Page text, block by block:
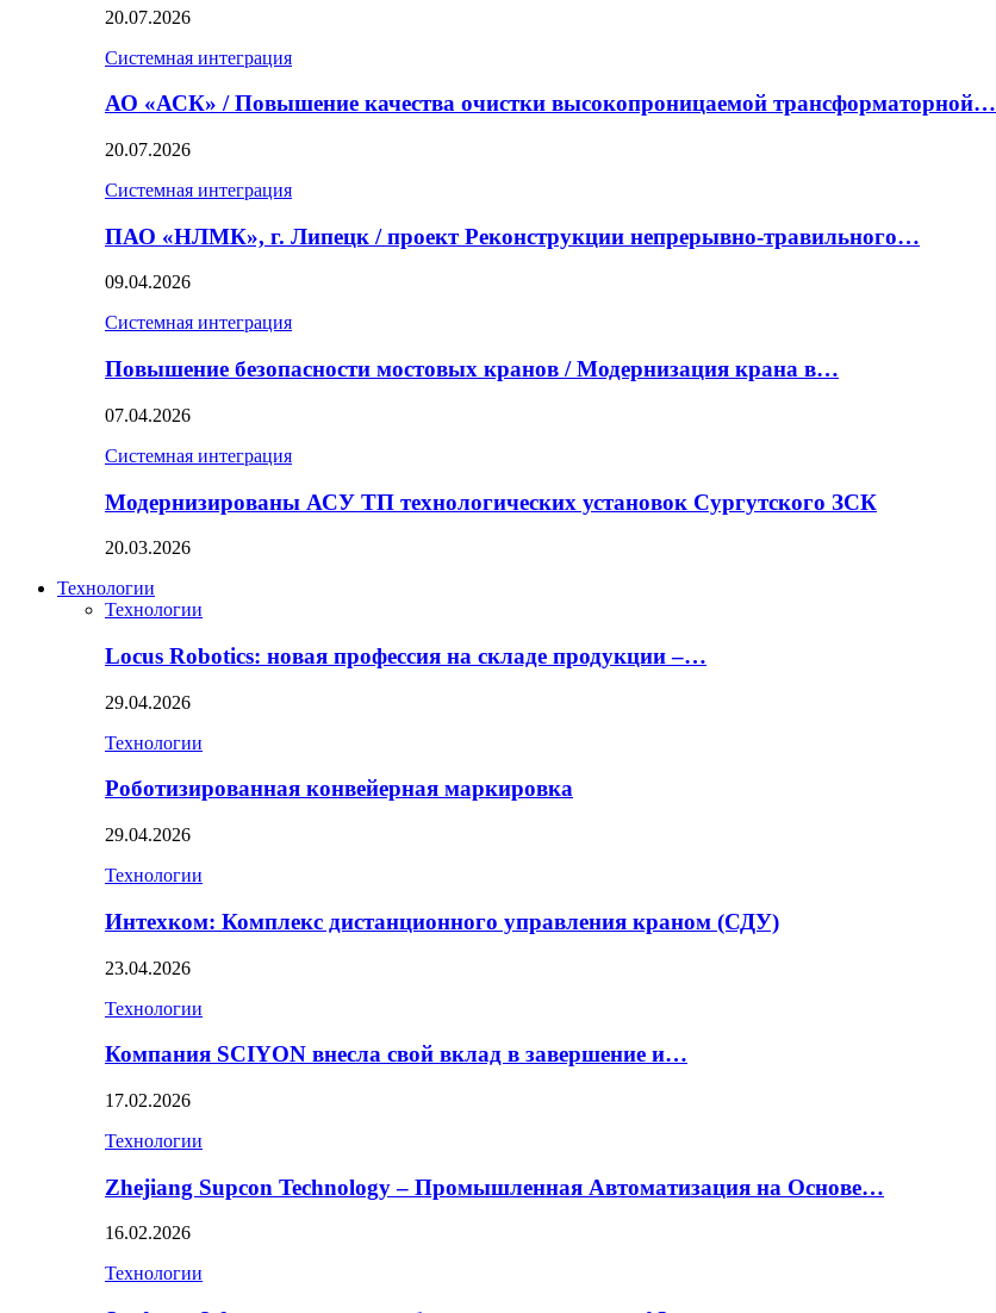
20.07.2026
Системная интеграция
АО «АСК» / Повышение качества очистки высокопроницаемой трансформаторной…
20.07.2026
Системная интеграция
ПАО «НЛМК», г. Липецк / проект Реконструкции непрерывно-травильного…
09.04.2026
Системная интеграция
Повышение безопасности мостовых кранов / Модернизация крана в…
07.04.2026
Системная интеграция
Модернизированы АСУ ТП технологических установок Сургутского ЗСК
20.03.2026
Технологии
Технологии
Locus Robotics: новая профессия на складе продукции –…
29.04.2026
Технологии
Роботизированная конвейерная маркировка
29.04.2026
Технологии
Интехком: Комплекс дистанционного управления краном (СДУ)
23.04.2026
Технологии
Компания SCIYON внесла свой вклад в завершение и…
17.02.2026
Технологии
Zhejiang Supcon Technology – Промышленная Автоматизация на Основе…
16.02.2026
Технологии